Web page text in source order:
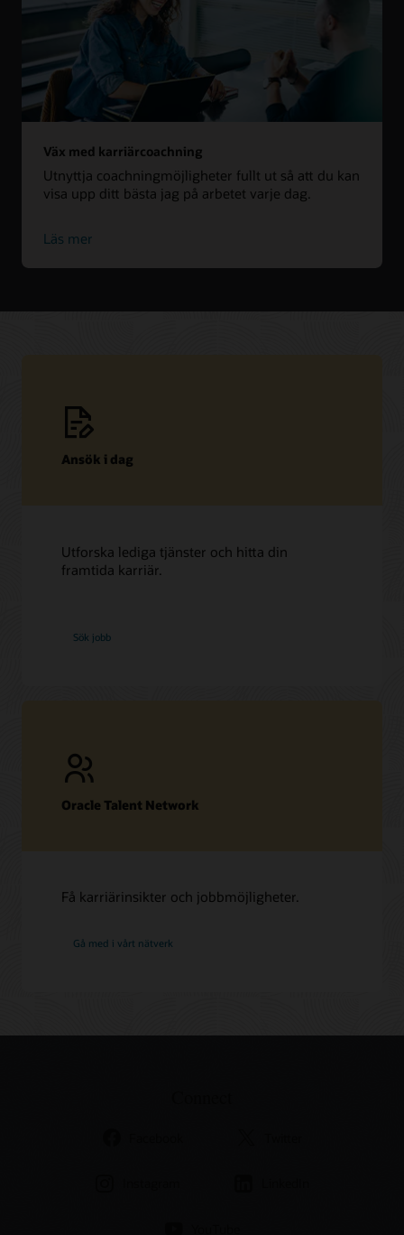
Väx med karriärcoachning
Utnyttja coachningmöjligheter fullt ut så att du kan
visa upp ditt bästa jag på arbetet varje dag.
Läs mer
Ansök i dag
Utforska lediga tjänster och hitta din
framtida karriär.
Sök jobb
Oracle
Oracle Talent Network
Få karriärinsikter och jobbmöjligheter.
Gå med i vårt nätverk
Oracle